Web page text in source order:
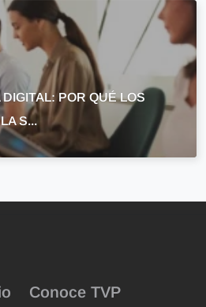
POR QUÉ LOS
S...
Conoce TVP